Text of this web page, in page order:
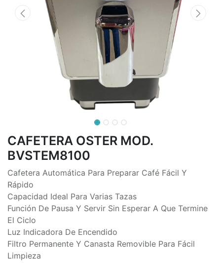
CAFETERA OSTER MOD.
BVSTEM8100
Cafetera Automática Para Preparar Café Fácil Y
Rápido
Capacidad Ideal Para Varias Tazas
Función De Pausa Y Servir Sin Esperar A Que Termine
El Ciclo
Luz Indicadora De Encendido
Filtro Permanente Y Canasta Removible Para Fácil
Limpieza